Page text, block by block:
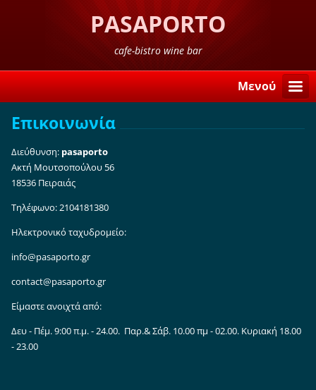
PASAPORTO
cafe-bistro wine bar
Μενού
Επικοινωνία
Διεύθυνση: pasaporto
Ακτή Μουτσοπούλου 56
18536 Πειραιάς
Τηλέφωνο: 2104181380
Ηλεκτρονικό ταχυδρομείο:
info@pasaporto.gr
contact@pasaporto.gr
Είμαστε ανοιχτά από:
Δευ - Πέμ. 9:00 π.μ. - 24.00. Παρ.& Σάβ. 10.00 πμ - 02.00. Κυριακή 18.00
- 23.00